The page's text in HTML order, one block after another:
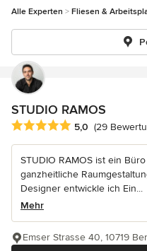
Alle Experten Fliesen &
STUDIO RAMOS
Durchschnittliche
5,0 (29
STUDIO RAMOS ist ein
ganzheitliche
Designer entwickle ich Ein...
Mehr
Emser Strasse 40, 10719